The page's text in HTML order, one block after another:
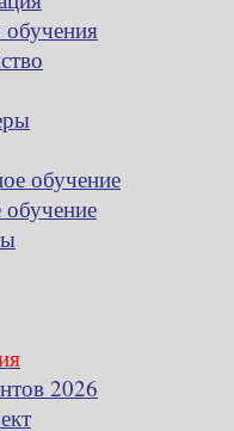
обучение
2026